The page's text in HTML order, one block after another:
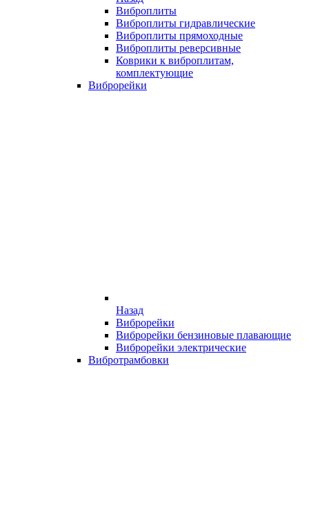
Виброплиты
Виброплиты гидравлические
Виброплиты прямоходные
Виброплиты реверсивные
Коврики к виброплитам,
комплектующие
Виброрейки
Назад
Виброрейки
Виброрейки бензиновые плавающие
Виброрейки электрические
Вибротрамбовки